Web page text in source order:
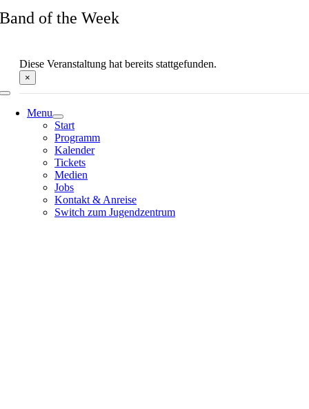
Zum
Inhalt
Menu
Start
Programm
Kalender
Tickets
Medien
Jobs
Kontakt & Anreise
Switch zum Jugendzentrum
Band of the Week
Diese Veranstaltung hat bereits stattgefunden.
×